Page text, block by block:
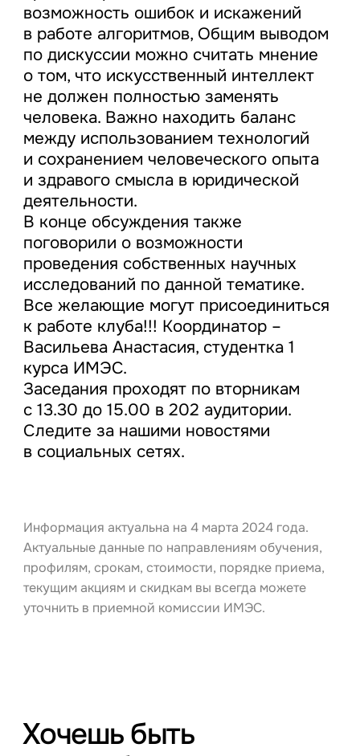
возможность ошибок и искажений
в работе алгоритмов, Общим выводом
по дискуссии можно считать мнение
о том, что искусственный интеллект
не должен полностью заменять
человека. Важно находить баланс
между использованием технологий
и сохранением человеческого опыта
и здравого смысла в юридической
деятельности.
В конце обсуждения также
поговорили о возможности
проведения собственных научных
исследований по данной тематике.
Все желающие могут присоединиться
к работе клуба!!! Координатор –
Васильева Анастасия, студентка 1
курса ИМЭС.
Заседания проходят по вторникам
с 13.30 до 15.00 в 202 аудитории.
Следите за нашими новостями
в социальных сетях.
Информация актуальна на 4 марта 2024 года.
Актуальные данные по направлениям обучения,
профилям, срокам, стоимости, порядке приема,
текущим акциям и скидкам вы всегда можете
уточнить в приемной комиссии ИМЭС.
Хочешь быть